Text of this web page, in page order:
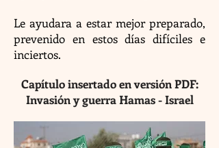
​Le ayudara a estar mejor preparado,
prevenido en estos días difíciles e
inciertos.
Capítulo insertado en versión PDF:
Invasión y guerra Hamas - Israel